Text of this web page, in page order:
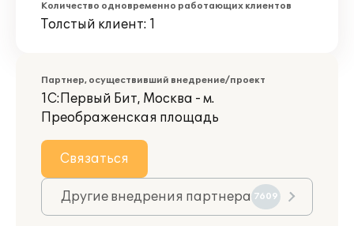
Количество одновременно работающих клиентов
Толстый клиент: 1
Партнер, осуществивший внедрение/проект
1С:Первый Бит, Москва - м.
Преображенская площадь
Связаться
Другие внедрения партнера 7609